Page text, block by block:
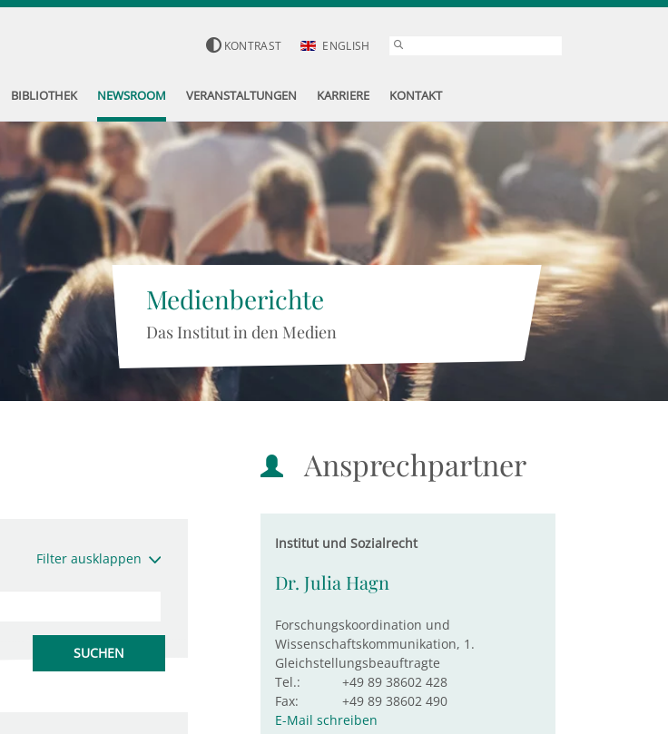
KONTRAST ENGLISH
BIBLIOTHEK NEWSROOM VERANSTALTUNGEN KARRIERE KONTAKT
Medienberichte
Das Institut in den Medien
Filter ausklappen
Ansprechpartner
Institut und Sozialrecht
Dr. Julia Hagn
Forschungskoordination und
Wissenschaftskommunikation, 1.
Gleichstellungsbeauftragte
Tel.:
+49 89 38602 428
Fax:
+49 89 38602 490
E-Mail schreiben